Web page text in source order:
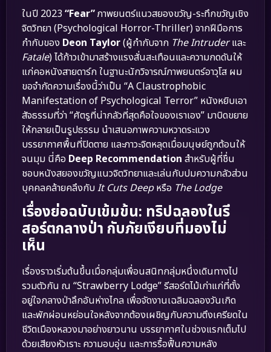
ในปี 2023 “Fear”ภาพยนตร์แนวสยองขวัญ-ระทึกขวัญเชิง
จิตวิทยา (Psychological Horror-Thriller) จากฝีมือการ
กำกับของ Deon Taylor(ผู้กำกับจาก The Intruderและ
Fatale) ได้ก้าวเข้ามาสร้างแรงสั่นสะเทือนและความกดดันให้
แก่คอหนังสายดาร์ก ในฐานะนักวิจารณ์ภาพยนตร์อาวุโส ผม
ขอจำกัดความเรื่องนี้ว่าเป็น “A Claustrophobic
Manifestation of Psychological Terror” หนังหยิบเอา
สัจธรรมที่ว่า “ศัตรูที่น่ากลัวที่สุดคือใจของเราเอง” มาบิดขยาย
ให้กลายเป็นรูปธรรม นำเสนอภาพความหวาดระแวง
บรรยากาศพื้นที่ปิดตาย และภาวะจิตหลุดเมื่อมนุษย์ถูกต้อนให้
จนมุม นี่คือ Deep Recommendation สำหรับผู้ที่ชื่น
ชอบหนังสยองขวัญแนวจิตวิทยาและเล่นกับปมความกลัวส่วน
บุคคลคล้ายคลึงกับIt Cuts Deepหรือ The Lodge
เรื่องย่อฉบับเข้มข้น: ทริปฉลองในรี
สอร์ตกลางป่า กับภัยเงียบที่มองไม่
เห็น
เรื่องราวเริ่มต้นขึ้นเมื่อกลุ่มเพื่อนสนิทกลุ่มหนึ่งเดินทางไป
รวมตัวกัน ณ “Strawberry Lodge” รีสอร์ตไม้เก่าแก่ที่ตั้ง
อยู่ใจกลางป่าลึกอันห่างไกล เพื่อจัดงานเฉลิมฉลองวันเกิด
และพักผ่อนหย่อนใจหลังจากต้องเผชิญกับความตึงเครียดใน
ชีวิตเมืองหลวงมาอย่างยาวนาน บรรยากาศในช่วงแรกเต็มไป
ด้วยเสียงหัวเราะ ความอบอุ่น และการรื้อฟื้นความหลัง